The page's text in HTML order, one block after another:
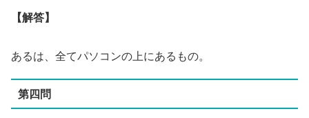
【解答】
あるは、全てパソコンの上にあるもの。
第四問